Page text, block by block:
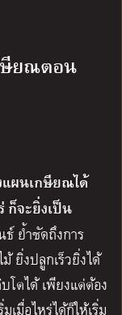
ษียณตอน
แผนเกษียณได้
ก็จะยิ่งเป็น
ย้ำชัดถึงการ
ยิ่งปลูกเร็วยิ่งได้
โตได้ เพียงแต่ต้อง
เมื่อไหร่ได้ก็ให้เริ่ม